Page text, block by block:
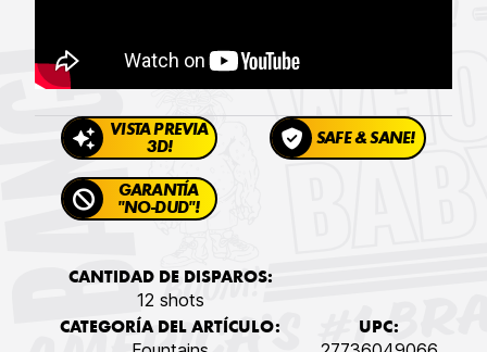
VISTA PREVIA
3D!
SAFE & SANE!
GARANTÍA
"NO-DUD"!
CANTIDAD DE DISPAROS:
12 shots
CATEGORÍA DEL ARTÍCULO: UPC: